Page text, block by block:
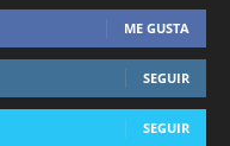
ME GUSTA
SEGUIR
SEGUIR